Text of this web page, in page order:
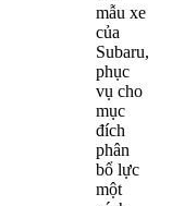
mẫu xe
của
Subaru,
phục
vụ cho
mục
đích
phân
bổ lực
một